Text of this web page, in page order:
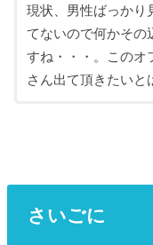
現状、男性ばっかり
てないので何かその
すね・・・。このオ
さん出て頂きたいと
さいごに